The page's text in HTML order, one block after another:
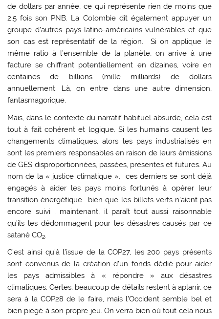
de dollars par année, ce qui représente rien de moins que
2,5 fois son PNB. La Colombie dit également appuyer un
groupe d’autres pays latino-américains vulnérables et que
son cas est représentatif de la région. Si on applique le
même ratio à l’ensemble de la planète, on arrive à une
facture se chiffrant potentiellement en dizaines, voire en
centaines de billions (mille milliards) de dollars
annuellement. Là, on entre dans une autre dimension,
fantasmagorique.
Mais, dans le contexte du narratif habituel absurde, cela est
tout à fait cohérent et logique. Si les humains causent les
changements climatiques, alors les pays industrialisés en
sont les premiers responsables en raison de leurs émissions
de GES disproportionnées, passées, présentes et futures. Au
nom de la « justice climatique », ces derniers se sont déjà
engagés à aider les pays moins fortunés à opérer leur
transition énergétique… bien que les billets verts n’aient pas
encore suivi ; maintenant, il paraît tout aussi raisonnable
qu’ils les dédommagent pour les désastres causés par ce
satané CO2.
C’est ainsi qu’à l’issue de la COP27, les 200 pays présents
sont convenus de la création d’un fonds dédié pour aider
les pays admissibles à « répondre » aux désastres
climatiques. Certes, beaucoup de détails restent à aplanir, ce
sera à la COP28 de le faire, mais l’Occident semble bel et
bien piégé à son propre jeu. On verra bien où tout cela nous